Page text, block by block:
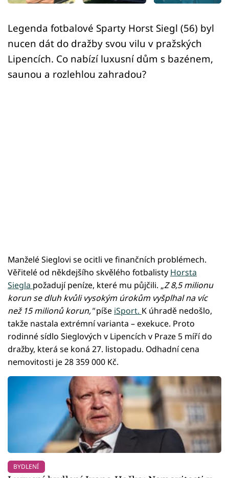
Legenda fotbalové Sparty Horst Siegl (56) byl
nucen dát do dražby svou vilu v pražských
Lipencích. Co nabízí luxusní dům s bazénem,
saunou a rozlehlou zahradou?
Manželé Sieglovi se ocitli ve finančních problémech.
Věřitelé od někdejšího skvělého fotbalisty Horsta
Siegla požadují peníze, které mu půjčili. „Z 8,5 milionu
korun se dluh kvůli vysokým úrokům vyšplhal na víc
než 15 milionů korun,"píše iSport. K úhradě nedošlo,
takže nastala extrémní varianta – exekuce. Proto
rodinné sídlo Sieglových v Lipencích v Praze 5 míří do
dražby, která se koná 27. listopadu. Odhadní cena
nemovitosti je 28 359 000 Kč.
BYDLENÍ